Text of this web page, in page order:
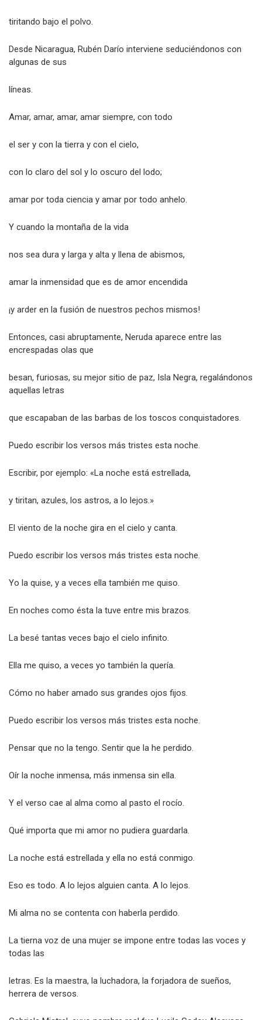
tiritando bajo el polvo.
Desde Nicaragua, Rubén Darío interviene seduciéndonos con
algunas de sus
líneas.
Amar, amar, amar, amar siempre, con todo
el ser y con la tierra y con el cielo,
con lo claro del sol y lo oscuro del lodo;
amar por toda ciencia y amar por todo anhelo.
Y cuando la montaña de la vida
nos sea dura y larga y alta y llena de abismos,
amar la inmensidad que es de amor encendida
¡y arder en la fusión de nuestros pechos mismos!
Entonces, casi abruptamente, Neruda aparece entre las
encrespadas olas que
besan, furiosas, su mejor sitio de paz, Isla Negra, regalándonos
aquellas letras
que escapaban de las barbas de los toscos conquistadores.
Puedo escribir los versos más tristes esta noche.
Escribir, por ejemplo: «La noche está estrellada,
y tiritan, azules, los astros, a lo lejos.»
El viento de la noche gira en el cielo y canta.
Puedo escribir los versos más tristes esta noche.
Yo la quise, y a veces ella también me quiso.
En noches como ésta la tuve entre mis brazos.
La besé tantas veces bajo el cielo infinito.
Ella me quiso, a veces yo también la quería.
Cómo no haber amado sus grandes ojos fijos.
Puedo escribir los versos más tristes esta noche.
Pensar que no la tengo. Sentir que la he perdido.
Oír la noche inmensa, más inmensa sin ella.
Y el verso cae al alma como al pasto el rocío.
Qué importa que mi amor no pudiera guardarla.
La noche está estrellada y ella no está conmigo.
Eso es todo. A lo lejos alguien canta. A lo lejos.
Mi alma no se contenta con haberla perdido.
La tierna voz de una mujer se impone entre todas las voces y
todas las
letras. Es la maestra, la luchadora, la forjadora de sueños,
herrera de versos.